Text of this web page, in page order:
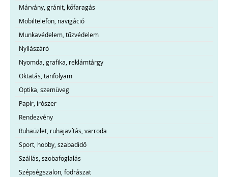
Márvány, gránit, kőfaragás
Mobiltelefon, navigáció
Munkavédelem, tűzvédelem
Nyílászáró
Nyomda, grafika, reklámtárgy
Oktatás, tanfolyam
Optika, szemüveg
Papír, írószer
Rendezvény
Ruhaüzlet, ruhajavítás, varroda
Sport, hobby, szabadidő
Szállás, szobafoglalás
Szépségszalon, fodrászat